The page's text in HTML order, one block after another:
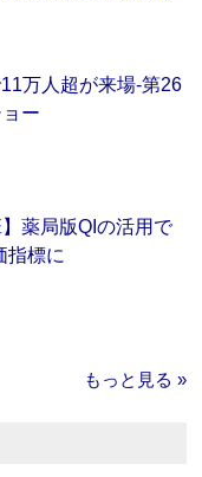
万人超が来場‐第26
ー
薬局版QIの活用で
指標に
もっと見る »